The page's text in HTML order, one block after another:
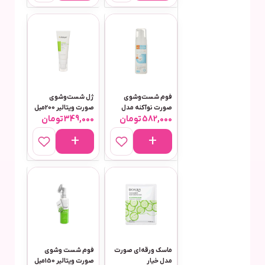
فوم شست‌وشوی
صورت نوآکنه مدل
Anti Acne حجم 150
میلی‌لیتر
582,000تومان
ژل شست‌وشوی
صورت ویتالیر 200میل
مناسب پوست های
چرب و مختلط مدل
اکتیویت
349,000تومان
ماسک ورقه‌ای صورت
مدل خیار
فوم شست وشوی
صورت ویتالیر 150میل